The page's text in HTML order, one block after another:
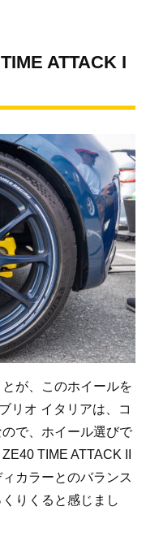
ATTACK I
が、このホイールを
リオ イタリアは、コ
で、ホイール選びで
TIME ATTACK II
カラーとのバランス
りくると感じまし